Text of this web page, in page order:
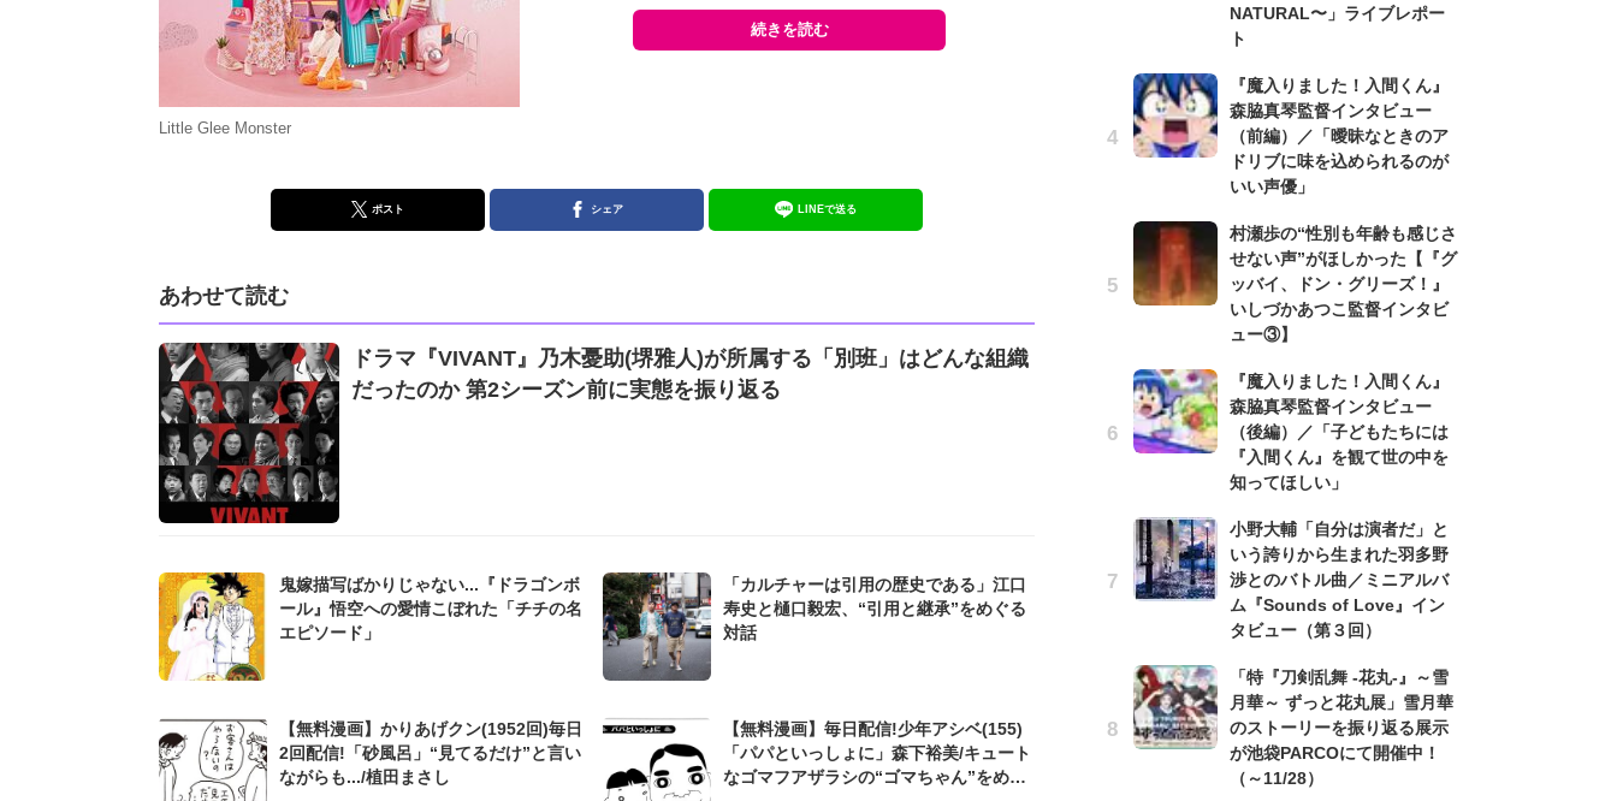
Little Glee Monster
続きを読む
ポスト シェア LINEで送る
あわせて読む
ドラマ『VIVANT』乃木憂助(堺雅人)が所属する「別班」はどんな組織
だったのか 第2シーズン前に実態を振り返る
鬼嫁描写ばかりじゃない...『ドラゴンボ
ール』悟空への愛情こぼれた「チチの名
エピソード」
「カルチャーは引用の歴史である」江口
寿史と樋口毅宏、“引用と継承”をめぐる
対話
【無料漫画】かりあげクン(1952回)毎日
2回配信!「砂風呂」“見てるだけ”と言い
ながらも.../植田まさし
【無料漫画】毎日配信!少年アシベ(155)
「パパといっしょに」森下裕美/キュート
なゴマフアザラシの“ゴマちゃん”をめぐ
NATURAL〜」ライブレポー
ト
『魔入りました！入間くん』
森脇真琴監督インタビュー
（前編）／「曖昧なときのア
ドリブに味を込められるのが
いい声優」
村瀬歩の“性別も年齢も感じさ
せない声”がほしかった【『グ
ッバイ、ドン・グリーズ！』
いしづかあつこ監督インタビ
ュー③】
『魔入りました！入間くん』
森脇真琴監督インタビュー
（後編）／「子どもたちには
『入間くん』を観て世の中を
知ってほしい」
小野大輔「自分は演者だ」と
いう誇りから生まれた羽多野
渉とのバトル曲／ミニアルバ
ム『Sounds of Love』イン
タビュー（第３回）
「特『刀剣乱舞 -花丸-』～雪
月華～ ずっと花丸展」雪月華
のストーリーを振り返る展示
が池袋PARCOにて開催中！
（～11/28）